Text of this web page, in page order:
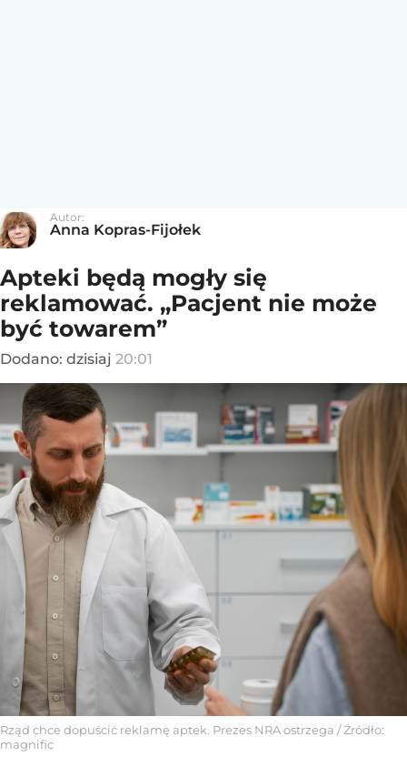
Autor:
Anna Kopras-Fijołek
Apteki będą mogły się
reklamować. „Pacjent nie może
być towarem”
Dodano: dzisiaj 20:01
Rząd chce dopuścić reklamę aptek. Prezes NRA ostrzega / Źródło:
magnific